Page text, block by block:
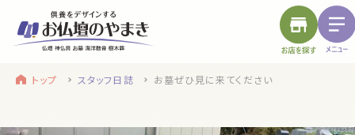
お近くのお店を探す
サイトメニュー
トップ スタッフ日誌 お墓ぜひ見に来てください